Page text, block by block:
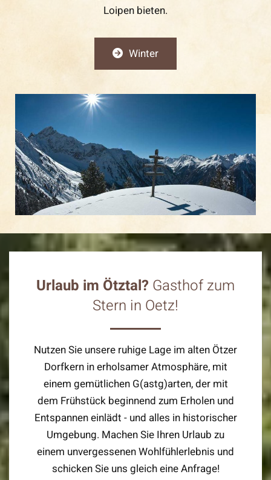
Loipen bieten.
Winter
Urlaub im Ötztal? Gasthof zum
Stern in Oetz!
Nutzen Sie unsere ruhige Lage im alten Ötzer
Dorfkern in erholsamer Atmosphäre, mit
einem gemütlichen G(astg)arten, der mit
dem Frühstück beginnend zum Erholen und
Entspannen einlädt - und alles in historischer
Umgebung. Machen Sie Ihren Urlaub zu
einem unvergessenen Wohlfühlerlebnis und
schicken Sie uns gleich eine Anfrage!